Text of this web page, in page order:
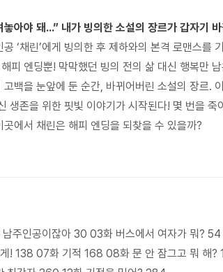
아야 돼…” 내가 빙의한 소설의 장르가 갑자기
‘채린’에게 빙의한 후 제하와의 본격 로맨스를
피 엔딩뿐! 막막했던 빙의 전의 삶 대신 행복만
백을 눈앞에 둔 순간, 바뀌어버린 소설의 장르.
생존을 위한 핏빛 이야기가 시작된다! 몇 번을 죽
에서 채린은 해피 엔딩을 되찾을 수 있을까?
주인공이잖아 30 03화 버스에서 여자가 뭐?
! 138 07화 기적 168 08화 문 안 잠그고 뭐 해